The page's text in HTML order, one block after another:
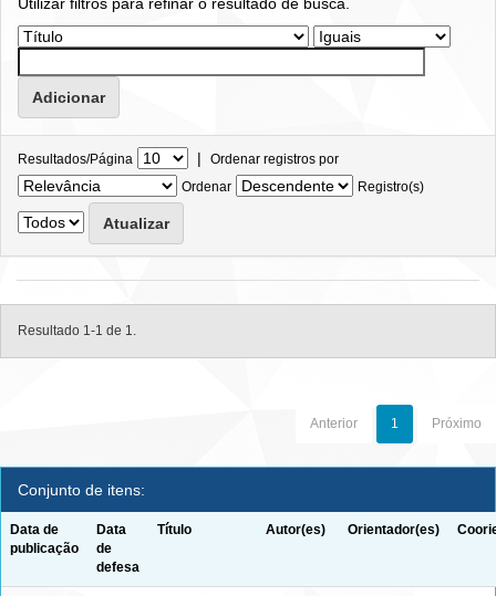
Resultados/Página | Ordenar registros por
Ordenar
Registro(s)
Resultado 1-1 de 1.
Anterior 1 Próximo
Conjunto de itens:
Data de
publicação
Data
de
defesa
Título Autor(es) Orientador(es)